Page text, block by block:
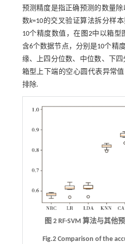
预测精度是指正确预测的数量
数k=10的交叉验证算法拆分样
10个精度数值，在 图2中以箱型
含6个数据节点，分别是10个精
缘、上四分位数、中位数、下
箱型上下端的空心圆代表异常
排除.
图 2 RF-SVM 算法与其他
Fig.2 Comparison of the